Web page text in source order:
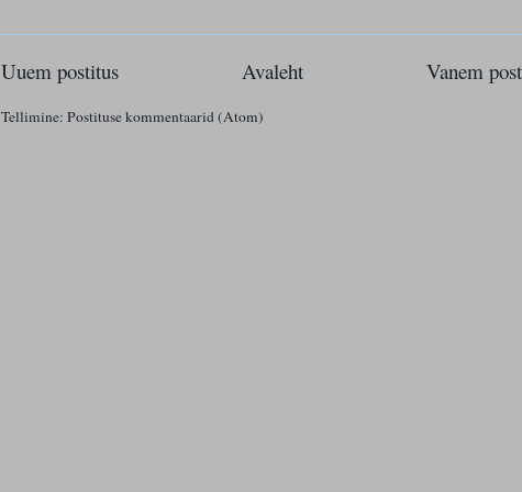
Uuem postitus Vanem
Avaleht
Tellimine: Postituse kommentaarid (Atom)